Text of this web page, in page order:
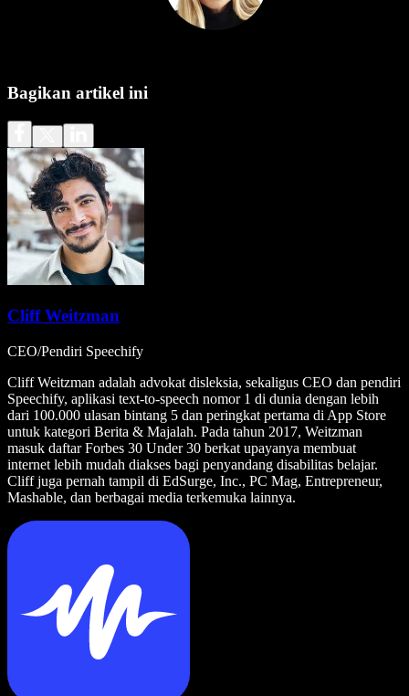
Bagikan artikel ini
Cliff Weitzman
CEO/Pendiri Speechify
Cliff Weitzman adalah advokat disleksia, sekaligus CEO dan pendiri
Speechify, aplikasi text-to-speech nomor 1 di dunia dengan lebih
dari 100.000 ulasan bintang 5 dan peringkat pertama di App Store
untuk kategori Berita & Majalah. Pada tahun 2017, Weitzman
masuk daftar Forbes 30 Under 30 berkat upayanya membuat
internet lebih mudah diakses bagi penyandang disabilitas belajar.
Cliff juga pernah tampil di EdSurge, Inc., PC Mag, Entrepreneur,
Mashable, dan berbagai media terkemuka lainnya.